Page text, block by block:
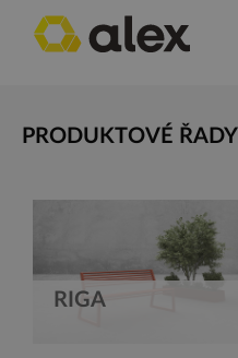
PRODUKTOVÉ ŘADY
RIGA